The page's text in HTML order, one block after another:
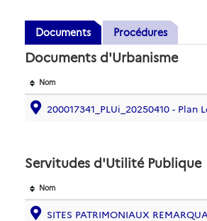
Documents
Procédures
Documents d'Urbanisme
Nom
200017341_PLUi_20250410 -
Servitudes d'Utilité Publique
Nom
SITES PATRIMONIAUX